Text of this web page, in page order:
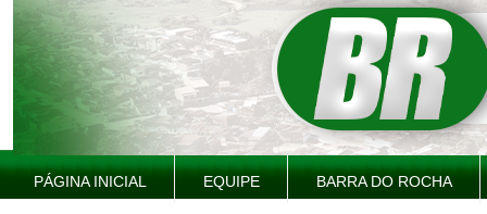
PÁGINA INICIAL EQUIPE BARRA DO ROCHA